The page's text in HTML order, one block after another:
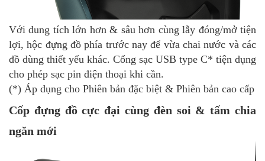
Với dung tích lớn hơn & sâu hơn cùng lẫy đóng/mở tiện
lợi, hộc đựng đồ phía trước nay để vừa chai nước và các
đồ dùng thiết yếu khác. Cổng sạc USB type C* tiện dụng
cho phép sạc pin điện thoại khi cần.
(*) Áp dụng cho Phiên bản đặc biệt & Phiên bản cao cấp
Cốp đựng đồ cực đại cùng đèn soi & tấm chia
ngăn mới